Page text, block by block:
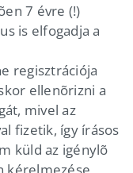
7 évre (!)
is elfogadja a
regisztrációja
ellenõrizni a
mivel az
fizetik, így írásos
küld az igénylõ
kérelmezése